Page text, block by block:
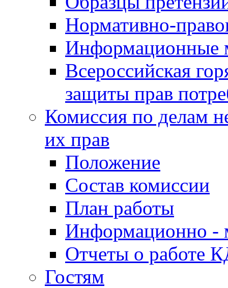
Нормативно-
Информационные
Всероссийская
защиты прав
Комиссия по делам
их прав
Положение
Состав комиссии
План работы
Информационно -
Отчеты о работе
Гостям